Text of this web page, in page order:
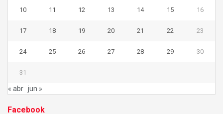
10 11 12 13 14 15 16
17 18 19 20 21 22 23
24 25 26 27 28 29 30
31
« abr jun »
Facebook